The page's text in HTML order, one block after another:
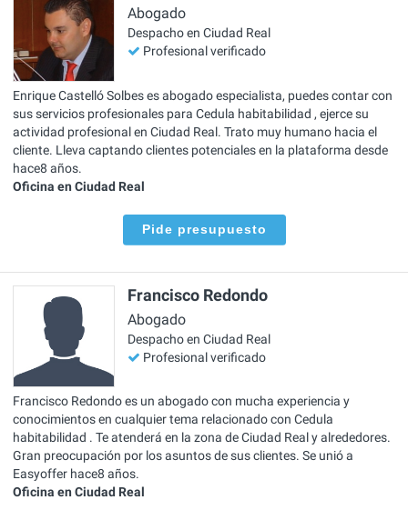
Abogado
Despacho en Ciudad Real
Profesional verificado
Enrique Castelló Solbes es abogado especialista, puedes contar con
sus servicios profesionales para Cedula habitabilidad , ejerce su
actividad profesional en Ciudad Real. Trato muy humano hacia el
cliente. Lleva captando clientes potenciales en la plataforma desde
hace8 años.
Oficina en Ciudad Real
Pide presupuesto
Francisco Redondo
Abogado
Despacho en Ciudad Real
Profesional verificado
Francisco Redondo es un abogado con mucha experiencia y
conocimientos en cualquier tema relacionado con Cedula
habitabilidad . Te atenderá en la zona de Ciudad Real y alrededores.
Gran preocupación por los asuntos de sus clientes. Se unió a
Easyoffer hace8 años.
Oficina en Ciudad Real